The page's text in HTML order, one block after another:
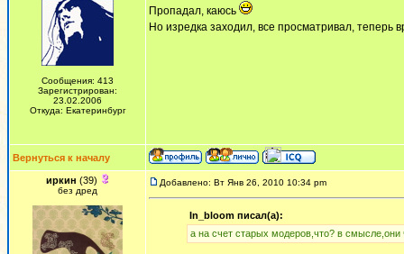
Сообщения: 413
Зарегистрирован:
23.02.2006
Откуда: Екатеринбург
Пропадал, каюсь
Но изредка заходил, все просматривал, теперь
Вернуться к началу
иркин (39)
без дред
Добавлено: Вт Янв 26, 2010 10:34 pm
In_bloom писал(а):
а на счет старых модеров,что? в